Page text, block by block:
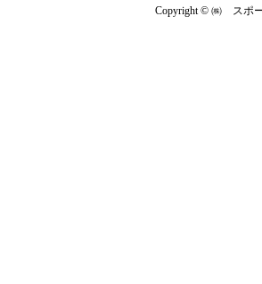
Copyright © ㈱ スポー